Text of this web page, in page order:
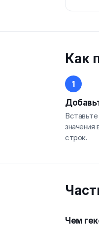
Как
Вставьте
строк.
Чем